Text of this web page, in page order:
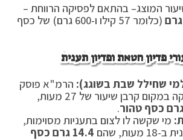
המוצג– בהתאם לפסיקה הרווחת –
(כלומר 57 קילו ו-600 גרם) של כסף
שחילל שבת בשוגג): הרמ"א פוסק
כי יש לתת לצדקה במקום קרבן שיעור של 27 מעות,
.
מי שקשה לו לצום בתעניות מסוימות,
שהם
14.4 גרם כסף